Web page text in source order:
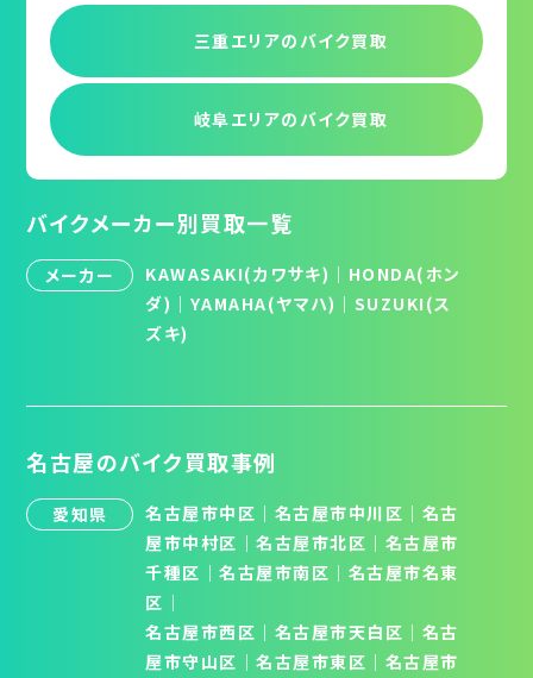
三重エリアのバイク買取
岐阜エリアのバイク買取
バイクメーカー別買取一覧
メーカー KAWASAKI(カワサキ) ｜ HONDA(ホン
ダ) ｜ YAMAHA(ヤマハ) ｜ SUZUKI(ス
ズキ)
名古屋のバイク買取事例
愛知県 名古屋市中区 ｜ 名古屋市中川区 ｜ 名古
屋市中村区 ｜名古屋市北区 │ 名古屋市
千種区 │名古屋市南区 │ 名古屋市名東
区 │
名古屋市西区 ｜ 名古屋市天白区 │ 名古
屋市守山区 │名古屋市東区 ｜ 名古屋市